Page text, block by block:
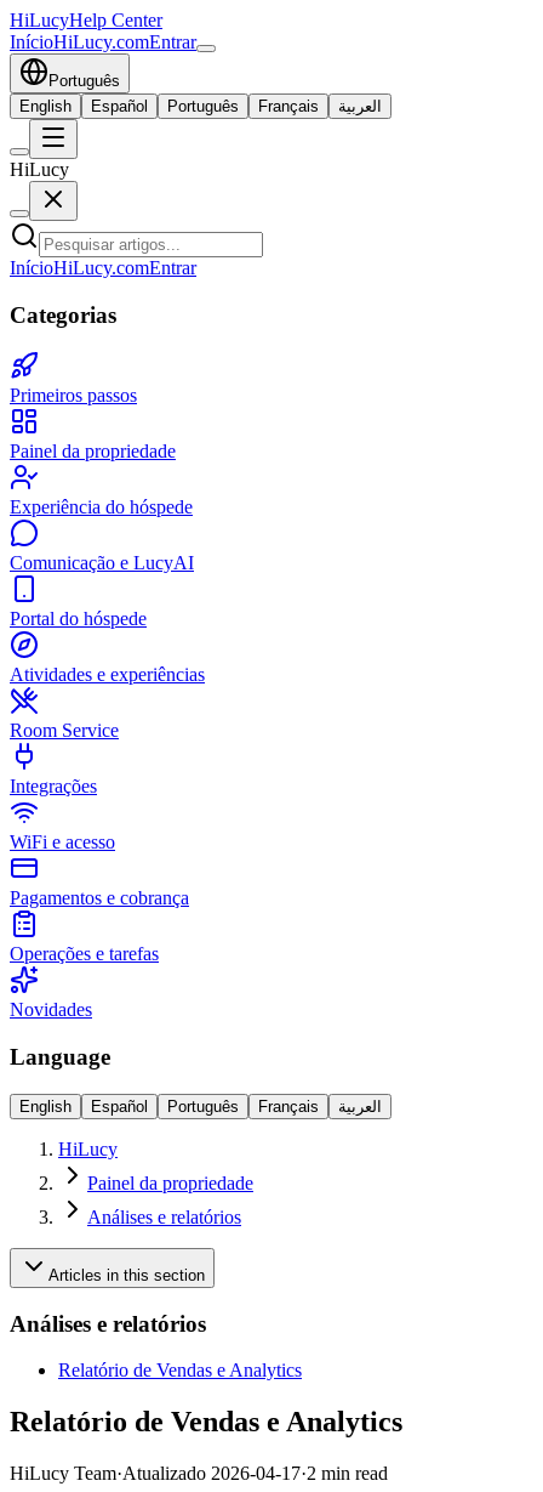
HiLucyHelp Center
InícioHiLucy.comEntrar
Português
English
Español Português Français العربية
HiLucy
InícioHiLucy.comEntrar
Categorias
Primeiros passos
Painel da propriedade
Experiência do hóspede
Comunicação e LucyAI
Portal do hóspede
Atividades e experiências
Room Service
Integrações
WiFi e acesso
Pagamentos e cobrança
Operações e tarefas
Novidades
Language
English Español Português Français العربية
HiLucy
Painel da propriedade
Análises e relatórios
Articles in this section
Análises e relatórios
Relatório de Vendas e Analytics
Relatório de Vendas e Analytics
HiLucy Team·Atualizado 2026-04-17·2 min read